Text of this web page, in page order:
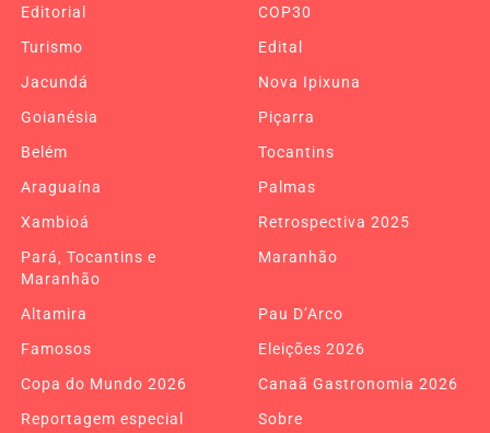
Editorial
COP30
Turismo
Edital
Jacundá
Nova Ipixuna
Goianésia
Piçarra
Belém
Tocantins
Araguaína
Palmas
Xambioá
Retrospectiva 2025
Pará, Tocantins e
Maranhão
Maranhão
Altamira
Pau D’Arco
Famosos
Eleições 2026
Copa do Mundo 2026
Canaã Gastronomia 2026
Reportagem especial
Sobre